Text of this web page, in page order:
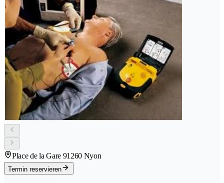
Place de la Gare 91260 Nyon
Termin reservieren